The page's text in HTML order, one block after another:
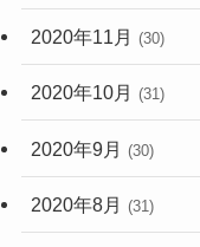
2020年11月 (30)
2020年10月 (31)
2020年9月 (30)
2020年8月 (31)